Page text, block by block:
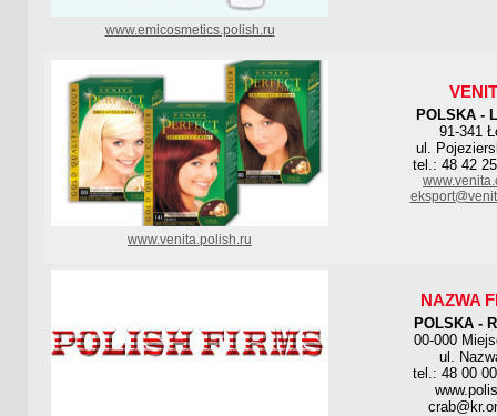
www.emicosmetics.polish.ru
POLSKA -
91-341
ul.
tel.: 48 42
www.venita.polish.ru
NAZWA
POLSKA -
00-000
ul.
tel.: 48 00